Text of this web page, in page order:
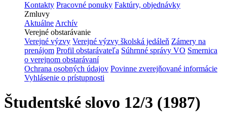
Kontakty Pracovné ponuky Faktúry, objednávky
Zmluvy
Aktuálne Archív
Verejné obstarávanie
Verejné výzvy Verejné výzvy školská jedáleň Zámery na
prenájom Profil obstarávateľa Súhrnné správy VO Smernica
o verejnom obstarávaní
Ochrana osobných údajov Povinne zverejňované informácie
Vyhlásenie o prístupnosti
Študentské slovo 12/3 (1987)